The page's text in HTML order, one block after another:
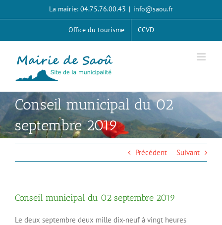
La mairie: 04.75.76.00.43 | info@saou.fr
Office du tourisme CCVD
Conseil municipal du 02
septembre 2019
Précédent Suivant
Conseil municipal du 02 septembre 2019
Le deux septembre deux mille dix-neuf à vingt heures